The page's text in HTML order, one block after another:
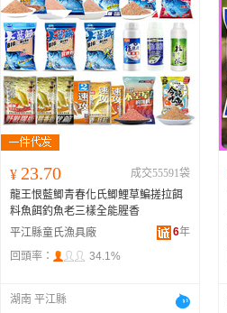
¥ 23.70
成交55591袋
龍王恨藍鯽青春化氏鯽鯉草鯿搓拉餌
料魚餌釣魚老三樣全能腥香
平江縣童氏漁具廠
6年
回頭率：
34.1%
湖南 平江縣